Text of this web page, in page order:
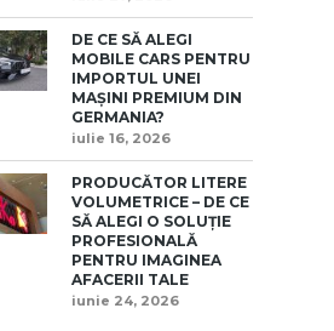
DE CE SĂ ALEGI
MOBILE CARS PENTRU
IMPORTUL UNEI
MAȘINI PREMIUM DIN
GERMANIA?
iulie 16, 2026
PRODUCĂTOR LITERE
VOLUMETRICE – DE CE
SĂ ALEGI O SOLUȚIE
PROFESIONALĂ
PENTRU IMAGINEA
AFACERII TALE
iunie 24, 2026